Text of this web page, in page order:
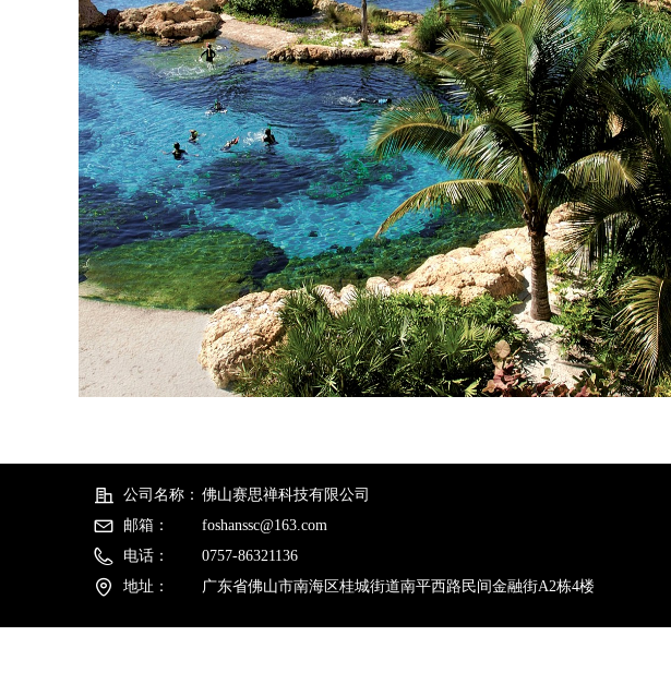
公司名称： 佛山赛思禅科技有限公司
邮箱：
foshanssc@163.com
电话：
0757-86321136
地址：
广东省佛山市南海区桂城街道南平西路民间金融街A2栋4楼